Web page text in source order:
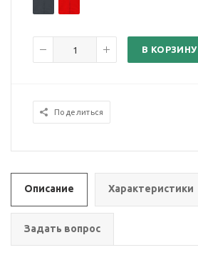
В КОРЗИНУ
Поделиться
Описание Характеристики
Задать вопрос